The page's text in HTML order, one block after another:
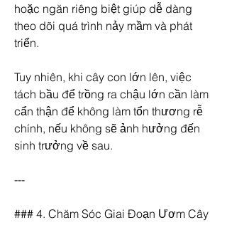
hoặc ngăn riêng biệt giúp dễ dàng
theo dõi quá trình nảy mầm và phát
triển.
Tuy nhiên, khi cây con lớn lên, việc
tách bầu để trồng ra chậu lớn cần làm
cẩn thận để không làm tổn thương rễ
chính, nếu không sẽ ảnh hưởng đến
sinh trưởng về sau.
---
### 4. Chăm Sóc Giai Đoạn Ươm Cây